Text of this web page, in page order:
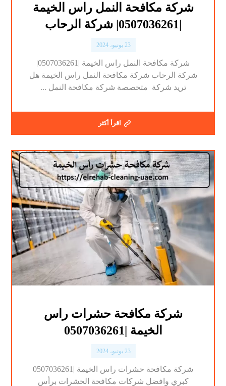
شركة مكافحة النمل راس الخيمة
|0507036261| شركة الرحاب
23 يونيو، 2024
شركة مكافحة النمل راس الخيمة |0507036261|
شركة الرحاب شركة مكافحة النمل راس الخيمة هل
تريد شركة متخصصة شركة مكافحة النمل ...
اقرأ أكثر
شركة مكافحة حشرات راس
الخيمة |0507036261
23 يونيو، 2024
شركة مكافحة حشرات راس الخيمة |0507036261
كبري وافضل شركات مكافحة الحشرات برأس